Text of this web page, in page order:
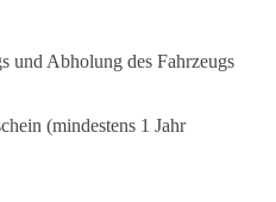
und Abholung des Fahrzeugs
(mindestens 1 Jahr